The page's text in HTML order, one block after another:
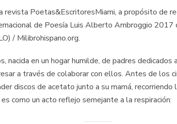
revista Poetas&EscritoresMiami, a propósito de
de Poesía Luis Alberto Ambroggio
/ Milibrohispano.org.
nacida en un hogar humilde, de padres dedicados
a través de colaborar con ellos. Antes de los
discos de acetato junto a su mamá, recorriendo
como un acto reflejo semejante a la respiración: